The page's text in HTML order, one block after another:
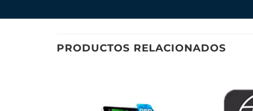
PRODUCTOS RELACIONADOS